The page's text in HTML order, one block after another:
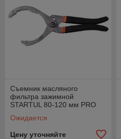
Съемник масляного
фильтра зажимной
STARTUL 80-120 мм PRO
Ожидается
Цену уточняйте